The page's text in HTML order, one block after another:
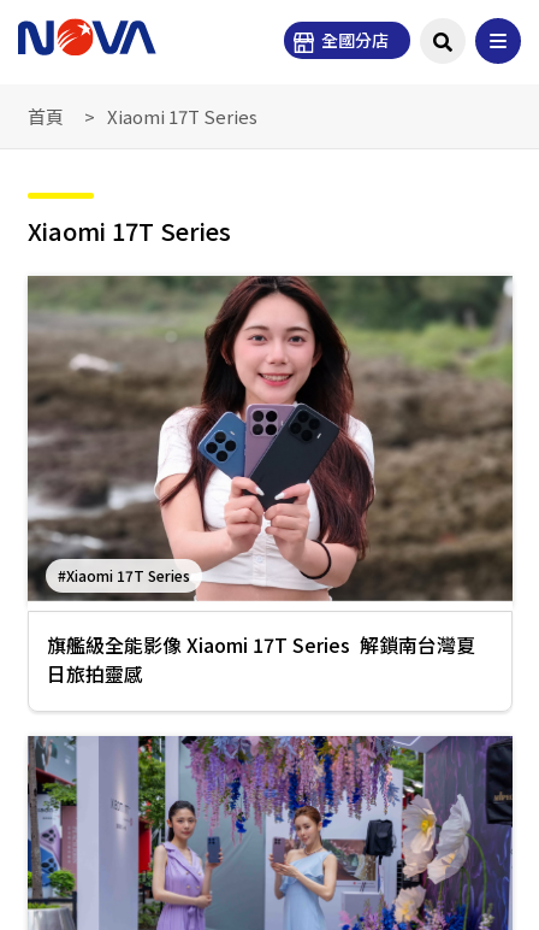
全國分店
首頁 Xiaomi 17T Series
Xiaomi 17T Series
#Xiaomi 17T Series
旗艦級全能影像 Xiaomi 17T Series 解鎖南台灣夏
日旅拍靈感